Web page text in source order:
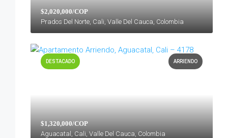
$2,020,000/COP
Prados Del Norte, Cali, Valle Del Cauca, Colombia
ARRIENDO
DESTACADO
$1,320,000/COP
Aguacatal, Cali, Valle Del Cauca, Colombia